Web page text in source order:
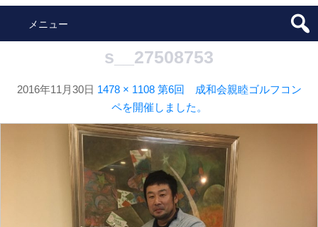
キ
プ
メニュー
s__27508753
2016年11月30日 1478 × 1108 第6回 成和会親睦ゴルフコン
ペを開催しました。